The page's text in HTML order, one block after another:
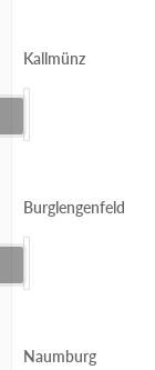
Kallmünz
Burglengenfeld
Naumburg